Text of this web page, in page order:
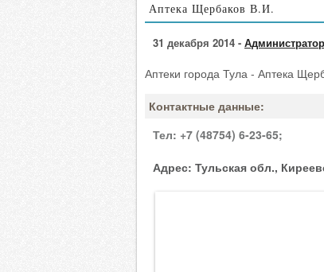
Аптека Щербаков В.И.
31 декабря 2014 - Администратор
Аптеки города Тула - Аптека
Контактные данные:
Тел: +7 (48754) 6-23-65;
Адрес: Тульская обл.,